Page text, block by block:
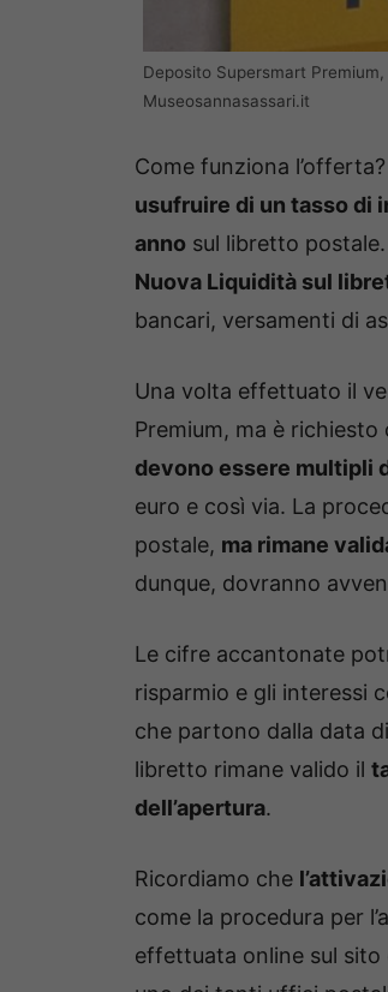
Deposito Supersmart
Museosannasassari.it
Come funziona
usufruire di un tasso di
anno sul libretto
Nuova Liquidità sul
bancari, versamenti di
Una volta effettuato il
Premium, ma è
devono essere multipli
euro e così via. La
postale, ma rimane
dunque, dovranno
Le cifre accantonate
risparmio e gli interessi
che partono dalla data
libretto rimane valido il
dell’apertura.
Ricordiamo che
come la procedura per
effettuata online sul sito